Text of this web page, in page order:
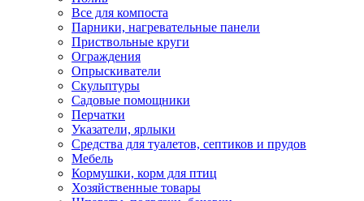
Все для компоста
Парники, нагревательные панели
Приствольные круги
Ограждения
Опрыскиватели
Скульптуры
Садовые помощники
Перчатки
Указатели, ярлыки
Средства для туалетов, септиков и прудов
Мебель
Кормушки, корм для птиц
Хозяйственные товары